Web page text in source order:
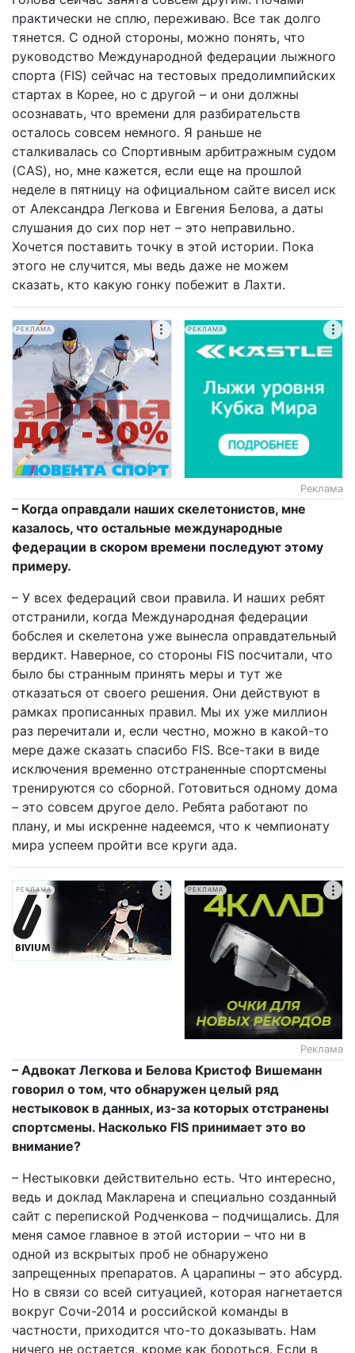
практически не сплю, переживаю. Все так долго
тянется. С одной стороны, можно понять, что
руководство Международной федерации лыжного
спорта (FIS) сейчас на тестовых предолимпийских
стартах в Корее, но с другой – и они должны
осознавать, что времени для разбирательств
осталось совсем немного. Я раньше не
сталкивалась со Спортивным арбитражным судом
(CAS), но, мне кажется, если еще на прошлой
неделе в пятницу на официальном сайте висел иск
от Александра Легкова и Евгения Белова, а даты
слушания до сих пор нет – это неправильно.
Хочется поставить точку в этой истории. Пока
этого не случится, мы ведь даже не можем
сказать, кто какую гонку побежит в Лахти.
РЕКЛАМА РЕКЛАМА
Реклама
– Когда оправдали наших скелетонистов, мне
казалось, что остальные международные
федерации в скором времени последуют этому
примеру.
– У всех федераций свои правила. И наших ребят
отстранили, когда Международная федерации
бобслея и скелетона уже вынесла оправдательный
вердикт. Наверное, со стороны FIS посчитали, что
было бы странным принять меры и тут же
отказаться от своего решения. Они действуют в
рамках прописанных правил. Мы их уже миллион
раз перечитали и, если честно, можно в какой-то
мере даже сказать спасибо FIS. Все-таки в виде
исключения временно отстраненные спортсмены
тренируются со сборной. Готовиться одному дома
– это совсем другое дело. Ребята работают по
плану, и мы искренне надеемся, что к чемпионату
мира успеем пройти все круги ада.
РЕКЛАМА РЕКЛАМА
Реклама
– Адвокат Легкова и Белова Кристоф Вишеманн
говорил о том, что обнаружен целый ряд
нестыковок в данных, из-за которых отстранены
спортсмены. Насколько FIS принимает это во
внимание?
– Нестыковки действительно есть. Что интересно,
ведь и доклад Макларена и специально созданный
сайт с перепиской Родченкова – подчищались. Для
меня самое главное в этой истории – что ни в
одной из вскрытых проб не обнаружено
запрещенных препаратов. А царапины – это абсурд.
Но в связи со всей ситуацией, которая нагнетается
вокруг Сочи-2014 и российской команды в
частности, приходится что-то доказывать. Нам
ничего не остается, кроме как бороться. Если в